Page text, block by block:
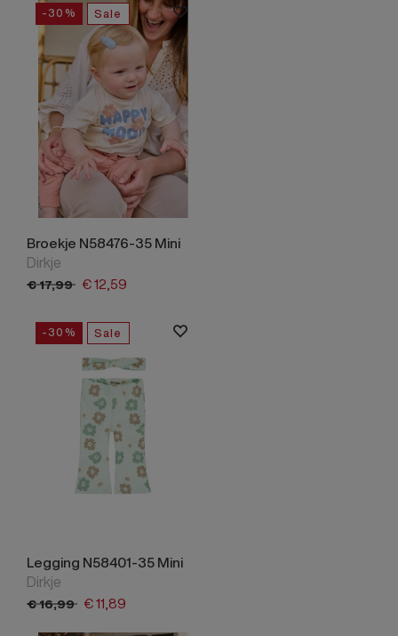
-30% Sale
Broekje N58476-35 Mini
Dirkje
€17,99 €12,59
-30% Sale
Legging N58401-35 Mini
Dirkje
€16,99 €11,89